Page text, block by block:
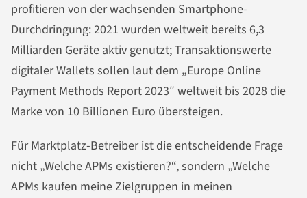
profitieren von der wachsenden Smartphone-
Durchdringung: 2021 wurden weltweit bereits 6,3
Milliarden Geräte aktiv genutzt; Transaktionswerte
digitaler Wallets sollen laut dem „Europe Online
Payment Methods Report 2023″ weltweit bis 2028 die
Marke von 10 Billionen Euro übersteigen.
Für Marktplatz-Betreiber ist die entscheidende Frage
nicht „Welche APMs existieren?“, sondern „Welche
APMs kaufen meine Zielgruppen in meinen